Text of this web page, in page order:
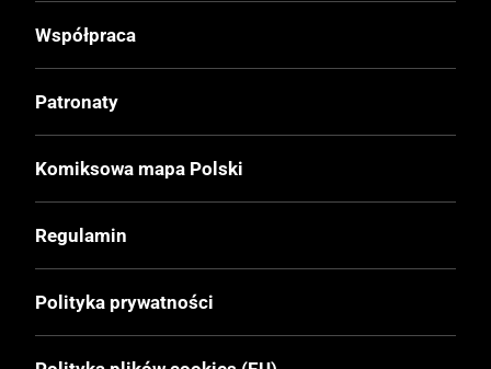
Bez względu jednak na swych towarzyszy
niedoli, Wilq robi to, co do niego należy. A
Bo przecież koniecznym jest okiełznać
niesfornych pracowników sieci marketów
„Pollo”. Trzeba też bezwzględnie rozprawić
potencjalny morderca Chopina to też nie
przelewki. A tu jeszcze wakacje i dzieciaki na
podwórku i jeszcze ta nieszczęsna Poczta
Współpraca
Patronaty
Komiksowa mapa Polski
Regulamin
Polityka prywatności